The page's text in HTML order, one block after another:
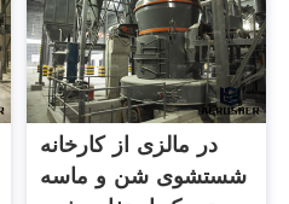
در مالزی از کارخانه
شستشوی شن و ماسه